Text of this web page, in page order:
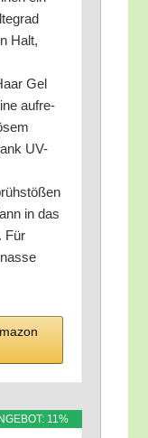
Halt,
Gel
auf­re­
UV-
in das
Für
11%